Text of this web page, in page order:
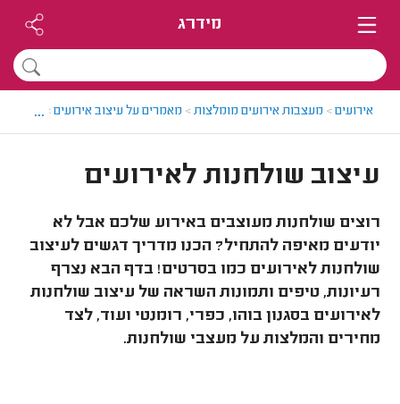
מידרג
אירועים> מעצבות אירועים מומלצות> מאמרים על עיצוב אירועים>עיצוב...
עיצוב שולחנות לאירועים
רוצים שולחנות מעוצבים באירוע שלכם אבל לא
יודעים מאיפה להתחיל? הכנו מדריך דגשים לעיצוב
שולחנות לאירועים כמו בסרטים! בדף הבא נצרף
רעיונות, טיפים ותמונות השראה של עיצוב שולחנות
לאירועים בסגנון בוהו, כפרי, רומנטי ועוד, לצד
מחירים והמלצות על מעצבי שולחנות.